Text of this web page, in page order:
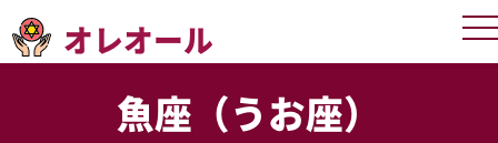
オレオール
魚座（うお座）